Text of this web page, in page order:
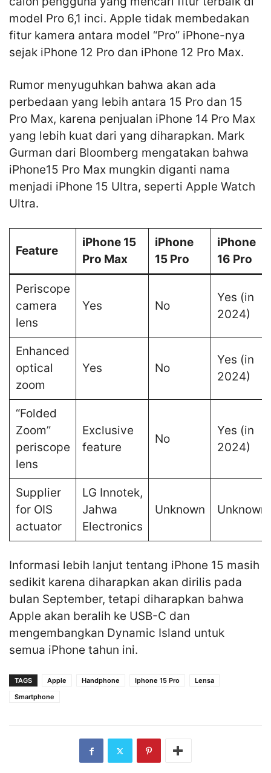
model Pro 6,1 inci. Apple tidak membedakan
fitur kamera antara model “Pro” iPhone-nya
sejak iPhone 12 Pro dan iPhone 12 Pro Max.
Rumor menyuguhkan bahwa akan ada
perbedaan yang lebih antara 15 Pro dan 15
Pro Max, karena penjualan iPhone 14 Pro Max
yang lebih kuat dari yang diharapkan. Mark
Gurman dari Bloomberg mengatakan bahwa
iPhone15 Pro Max mungkin diganti nama
menjadi iPhone 15 Ultra, seperti Apple Watch
Ultra.
Feature
iPhone 15
Pro Max
iPhone
15 Pro
iPhone
16 Pro
Periscope
camera
lens
Yes No
Yes (in
2024)
Enhanced
optical
zoom
Yes No
Yes (in
2024)
“Folded
Zoom”
periscope
lens
Exclusive
feature
No
Yes (in
2024)
Supplier
for OIS
actuator
LG Innotek,
Jahwa
Electronics
Unknown Unknown
Informasi lebih lanjut tentang iPhone 15 masih
sedikit karena diharapkan akan dirilis pada
bulan September, tetapi diharapkan bahwa
Apple akan beralih ke USB-C dan
mengembangkan Dynamic Island untuk
semua iPhone tahun ini.
TAGS Apple Handphone Iphone 15 Pro
Lensa
Smartphone